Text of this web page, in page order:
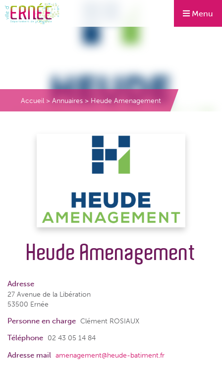
Menu
Accueil > Annuaires > Heude Amenagement
Heude Amenagement
Adresse
27 Avenue de la Libération
53500 Ernée
Personne en charge Clément ROSIAUX
Téléphone 02 43 05 14 84
Adresse mail amenagement@heude-batiment.fr